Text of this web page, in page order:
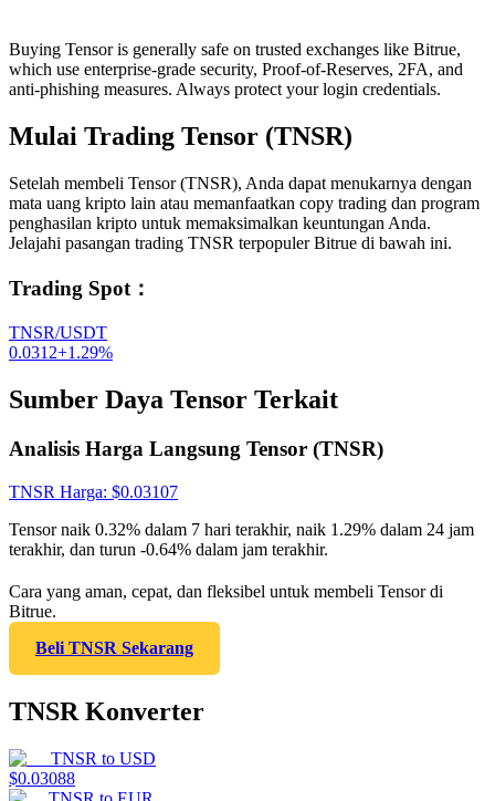
Buying Tensor is generally safe on trusted exchanges like Bitrue,
which use enterprise-grade security, Proof-of-Reserves, 2FA, and
anti-phishing measures. Always protect your login credentials.
Mulai Trading Tensor (TNSR)
Setelah membeli Tensor (TNSR), Anda dapat menukarnya dengan
mata uang kripto lain atau memanfaatkan copy trading dan program
penghasilan kripto untuk memaksimalkan keuntungan Anda.
Jelajahi pasangan trading TNSR terpopuler Bitrue di bawah ini.
Trading Spot ：
TNSR/USDT
0.0312+1.29%
Sumber Daya Tensor Terkait
Analisis Harga Langsung Tensor (TNSR)
TNSR Harga: $0.03107
Tensor naik 0.32% dalam 7 hari terakhir, naik 1.29% dalam 24 jam
terakhir, dan turun -0.64% dalam jam terakhir.
Cara yang aman, cepat, dan fleksibel untuk membeli Tensor di
Bitrue.
Beli TNSR Sekarang
TNSR Konverter
TNSR to USD
$0.03088